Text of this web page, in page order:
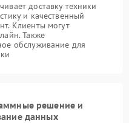
доставку техники
и качественный
Клиенты могут
Также
обслуживание для
решение и
данных